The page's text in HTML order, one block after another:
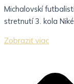
Michalovskí
stretnutí 3. kola Niké
Zobraziť viac